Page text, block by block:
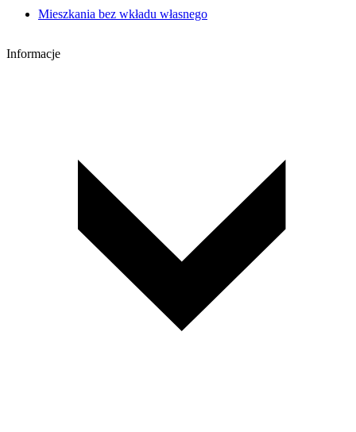
Mieszkania bez wkładu własnego
Informacje